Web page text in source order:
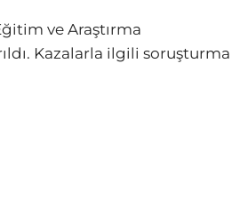
ve Araştırma
Kazalarla ilgili soruşturma